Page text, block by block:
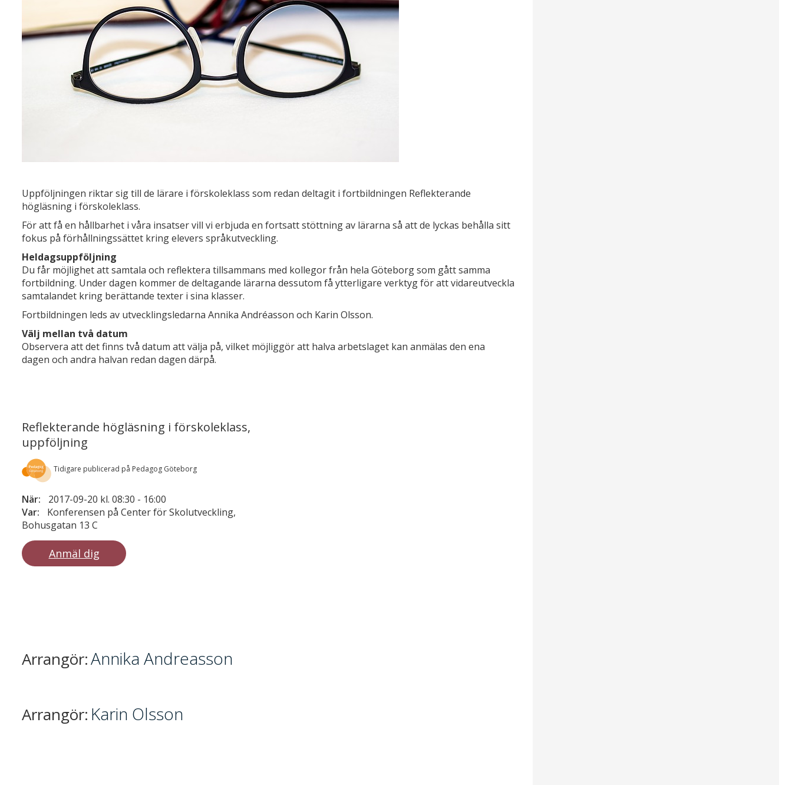
Uppföljningen riktar sig till de lärare i förskoleklass som redan deltagit i fortbildningen Reflekterande
högläsning i förskoleklass.
För att få en hållbarhet i våra insatser vill vi erbjuda en fortsatt stöttning av lärarna så att de lyckas behålla sitt
fokus på förhållningssättet kring elevers språkutveckling.
Heldagsuppföljning
Du får möjlighet att samtala och reflektera tillsammans med kollegor från hela Göteborg som gått samma
fortbildning. Under dagen kommer de deltagande lärarna dessutom få ytterligare verktyg för att vidareutveckla
samtalandet kring berättande texter i sina klasser.
Fortbildningen leds av utvecklingsledarna Annika Andréasson och Karin Olsson.
Välj mellan två datum
Observera att det finns två datum att välja på, vilket möjliggör att halva arbetslaget kan anmälas den ena
dagen och andra halvan redan dagen därpå.
Reflekterande högläsning i förskoleklass,
uppföljning
Tidigare publicerad på Pedagog Göteborg
När: 2017-09-20 kl. 08:30 - 16:00
Var:
Konferensen på Center för Skolutveckling,
Bohusgatan 13 C
Anmäl dig
Arrangör:Annika Andreasson
Arrangör: Karin Olsson